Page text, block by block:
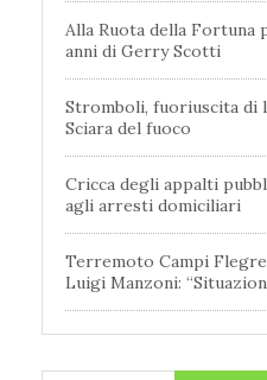
Alla Ruota della Fortuna
anni di Gerry Scotti
Stromboli, fuoriuscita di
Sciara del fuoco
Cricca degli appalti
agli arresti domiciliari
Terremoto Campi
Luigi Manzoni: